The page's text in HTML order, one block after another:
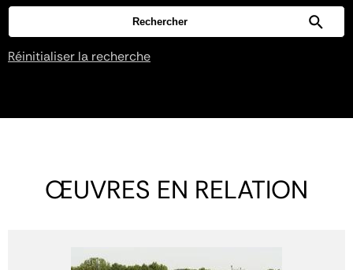
Réinitialiser la recherche
ŒUVRES EN RELATION